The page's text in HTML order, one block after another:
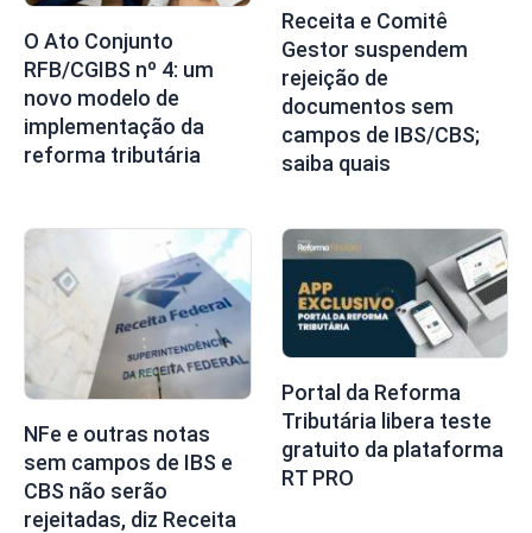
O Ato Conjunto
RFB/CGIBS nº 4: um
novo modelo de
implementação da
reforma tributária
Receita e Comitê
Gestor suspendem
rejeição de
documentos sem
campos de IBS/CBS;
saiba quais
NFe e outras notas
sem campos de IBS e
CBS não serão
rejeitadas, diz Receita
Portal da Reforma
Tributária libera teste
gratuito da plataforma
RT PRO